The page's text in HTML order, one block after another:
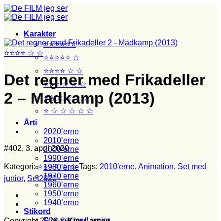
Fortsæt
til
Karakter
⭐⭐⭐⭐⭐⭐
⭐⭐⭐⭐⭐ ☆
⭐⭐⭐⭐ ☆ ☆
⭐⭐⭐ ☆ ☆ ☆
⭐⭐ ☆ ☆ ☆ ☆
⭐ ☆ ☆ ☆ ☆ ☆
Årti
2020’erne
2010’erne
2000’erne
1990’erne
1980’erne
1970’erne
1960’erne
1950’erne
1940’erne
Stikord
⭐⭐⭐⭐ ☆ ☆
Det regner med Frikadeller
2 – Madkamp (2013)
#402, 3. april 2020
Kategori:⭐⭐⭐⭐ ☆ ☆ Tags: 2010'erne, Animation, Set med
junior, Set2020